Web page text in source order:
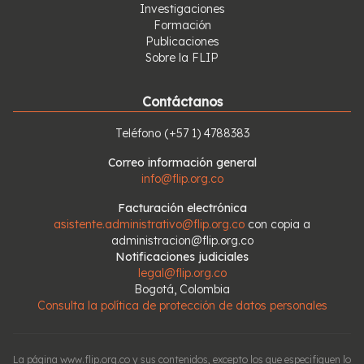
Investigaciones
Formación
Publicaciones
Sobre la FLIP
Contáctanos
Teléfono (+57 1) 4788383
Correo información general
info@flip.org.co
Facturación electrónica
asistente.administrativo@flip.org.co con copia a
administracion@flip.org.co
Notificaciones judiciales
legal@flip.org.co
Bogotá, Colombia
Consulta la política de protección de datos personales
La página www.flip.org.co y sus contenidos, excepto los que especifiquen lo